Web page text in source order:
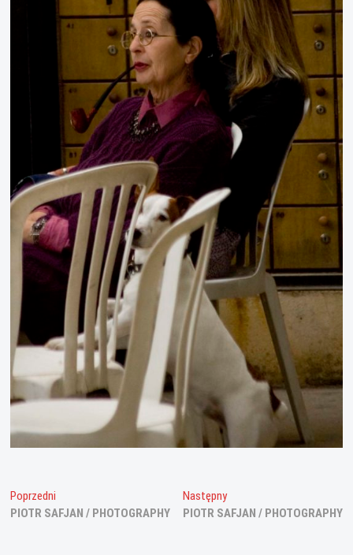
Nawigacja
wpisu
Poprzedni
wpis:
PIOTR SAFJAN / PHOTOGRAPHY
NastępnyNastępny
wpis:
PIOTR SAFJAN / PHOTOGRAPHY